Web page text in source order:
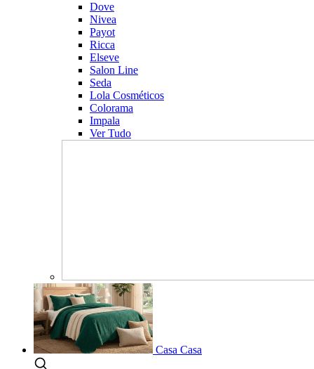
Dove
Nivea
Payot
Ricca
Elseve
Salon Line
Seda
Lola Cosméticos
Colorama
Impala
Ver Tudo
Casa Casa